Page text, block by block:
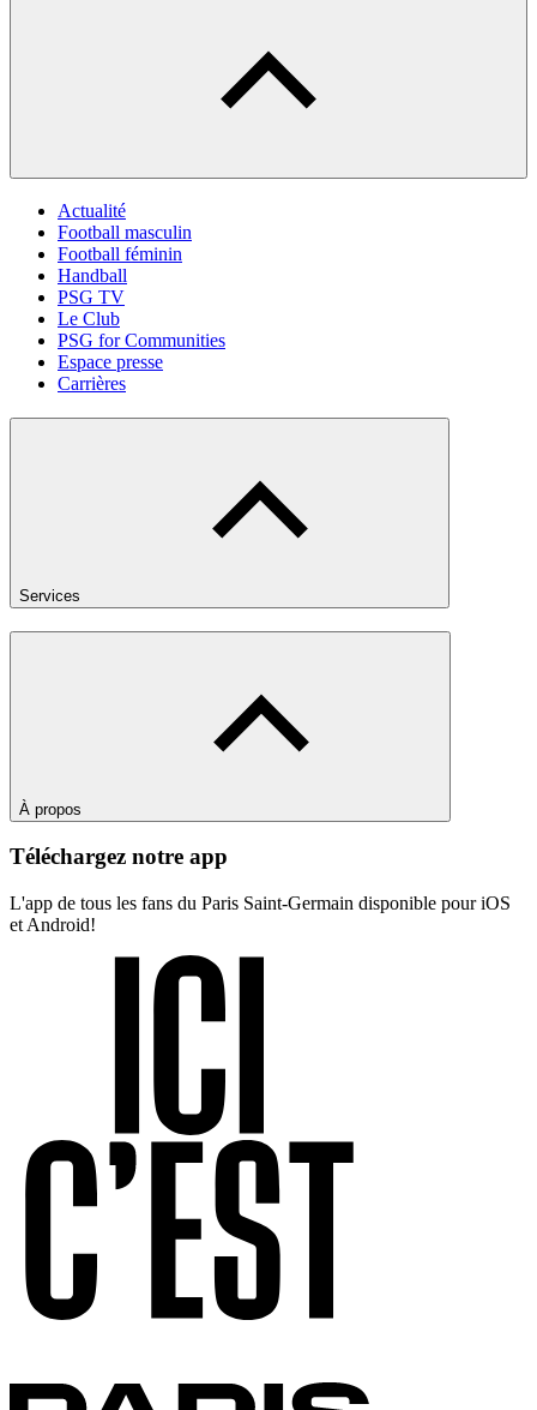
Actualité
Football masculin
Football féminin
Handball
PSG TV
Le Club
PSG for Communities
Espace presse
Carrières
Services
À propos
Téléchargez notre app
L'app de tous les fans du Paris Saint-Germain disponible pour iOS
et Android!